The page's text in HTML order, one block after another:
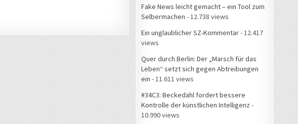
Fake News leicht gemacht – ein Tool zum
Selbermachen - 12.738 views
Ein unglaublicher SZ-Kommentar- 12.417
views
Quer durch Berlin: Der „Marsch für das
Leben“ setzt sich gegen Abtreibungen
ein - 11.611 views
#34C3: Beckedahl fordert bessere
Kontrolle der künstlichen Intelligenz -
10.990 views